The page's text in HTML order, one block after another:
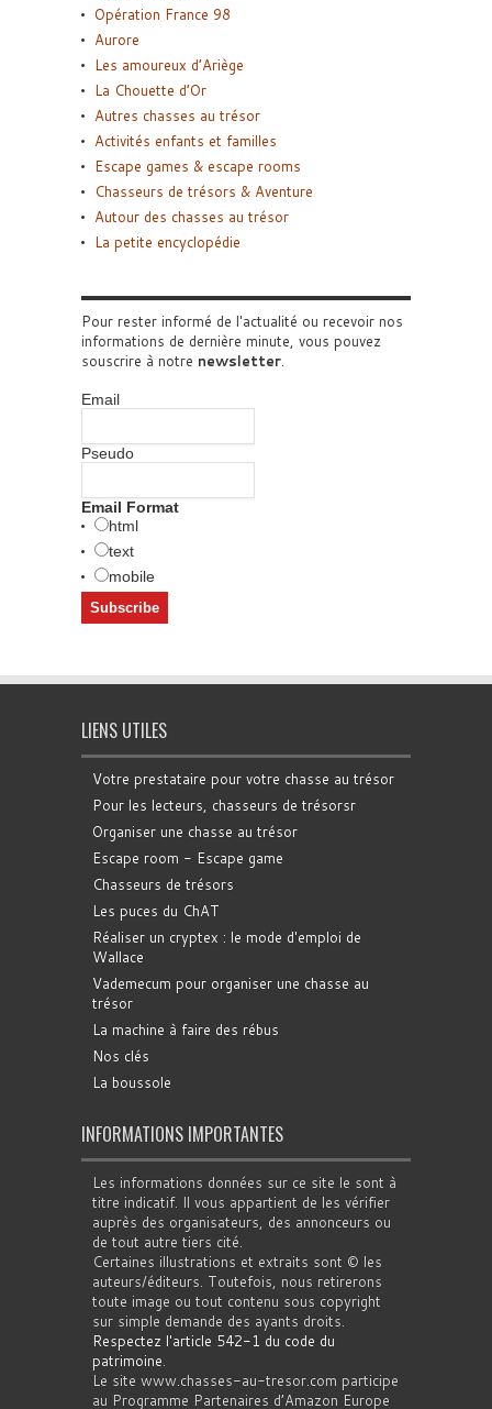
Opération France 98
Aurore
Les amoureux d’Ariège
La Chouette d’Or
Autres chasses au trésor
Activités enfants et familles
Escape games & escape rooms
Chasseurs de trésors & Aventure
Autour des chasses au trésor
La petite encyclopédie
Pour rester informé de l'actualité ou recevoir nos
informations de dernière minute, vous pouvez
souscrire à notre newsletter
Email
Pseudo
Email Format
html
text
mobile
LIENS UTILES
Votre prestataire pour votre chasse au trésor
Pour les lecteurs, chasseurs de trésorsr
Organiser une chasse au trésor
Escape room - Escape game
Chasseurs de trésors
Les puces du ChAT
Réaliser un cryptex : le mode d'emploi de
Wallace
Vademecum pour organiser une chasse au
trésor
La machine à faire des rébus
Nos clés
La boussole
INFORMATIONS IMPORTANTES
Les informations données sur ce site le sont à
titre indicatif. Il vous appartient de les vérifier
auprès des organisateurs, des annonceurs ou
de tout autre tiers cité.
Certaines illustrations et extraits sont © les
auteurs/éditeurs. Toutefois, nous retirerons
toute image ou tout contenu sous copyright
sur simple demande des ayants droits.
Respectez l'article 542-1 du code du
patrimoine
Le site www.chasses-au-tresor.com participe
au Programme Partenaires d’Amazon Europe